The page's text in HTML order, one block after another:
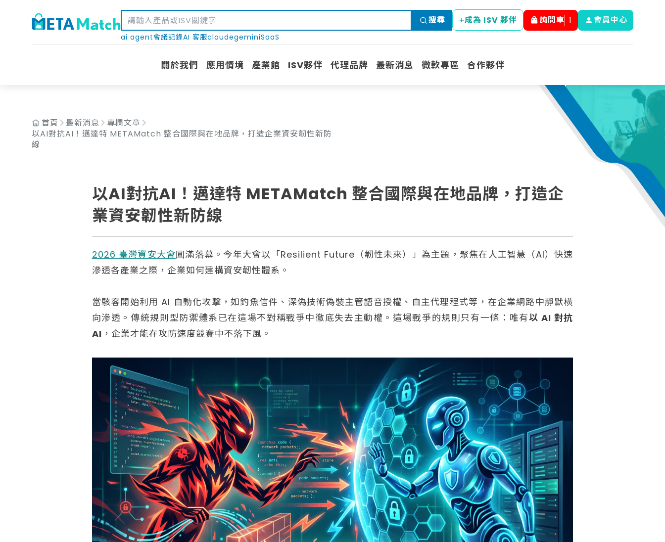
搜尋
ai agent會議記錄AI 客服claudegeminiSaaS
成為 ISV 夥伴 詢問車 1 會員中心
關於我們 應用情境 產業館 ISV夥伴 代理品牌 最新消息 微軟專區 合作夥伴
首頁 最新消息
專欄文章
以AI對抗AI！邁達特 METAMatch 整合國際與在地品牌，打造企業資安韌性新防
線
以AI對抗AI！邁達特 METAMatch 整合國際與在地品牌，打造企
業資安韌性新防線
2026 臺灣資安大會圓滿落幕。今年大會以「Resilient Future（韌性未來）」為主題，聚焦在人工智慧（AI）快速
滲透各產業之際，企業如何建構資安韌性體系。
當駭客開始利用 AI 自動化攻擊，如釣魚信件、深偽技術偽裝主管語音授權、自主代理程式等，在企業網路中靜默橫
向滲透。傳統規則型防禦體系已在這場不對稱戰爭中徹底失去主動權。這場戰爭的規則只有一條：唯有以 AI 對抗
AI ，企業才能在攻防速度競賽中不落下風。